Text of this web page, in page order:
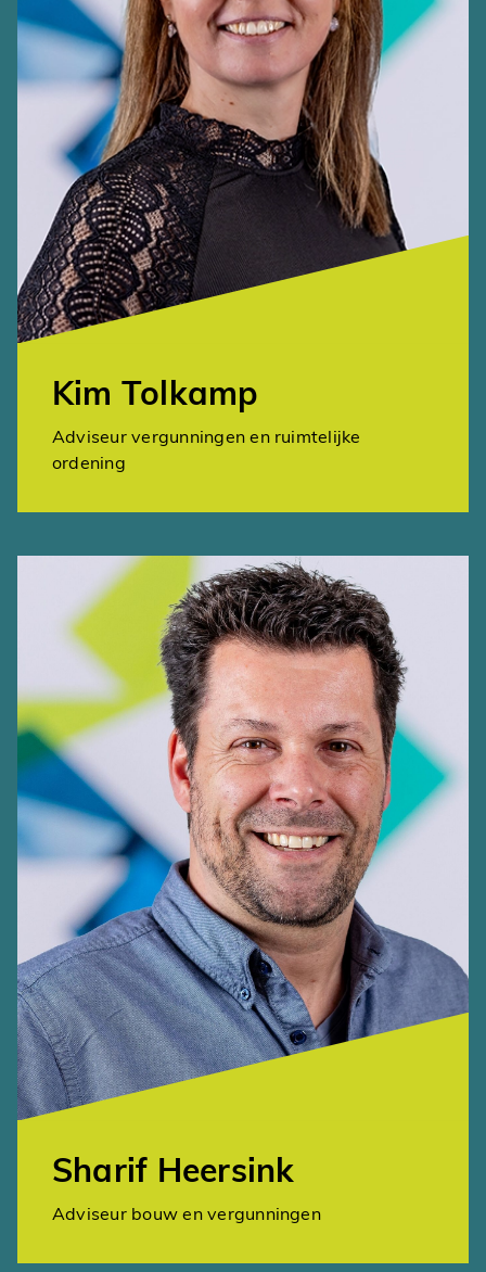
Kim Tolkamp
Adviseur vergunningen en ruimtelijke
ordening
Sharif Heersink
Adviseur bouw en vergunningen